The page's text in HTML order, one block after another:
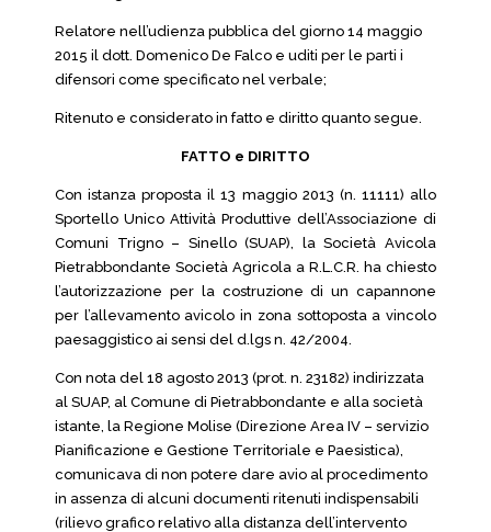
Relatore nell’udienza pubblica del giorno 14 maggio
2015 il dott. Domenico De Falco e uditi per le parti i
difensori come specificato nel verbale;
Ritenuto e considerato in fatto e diritto quanto segue.
FATTO e DIRITTO
Con istanza proposta il 13 maggio 2013 (n. 11111) allo
Sportello Unico Attività Produttive dell’Associazione di
Comuni Trigno – Sinello (SUAP), la Società Avicola
Pietrabbondante Società Agricola a R.L.C.R. ha chiesto
l’autorizzazione per la costruzione di un capannone
per l’allevamento avicolo in zona sottoposta a vincolo
paesaggistico ai sensi del d.lgs n. 42/2004.
Con nota del 18 agosto 2013 (prot. n. 23182) indirizzata
al SUAP, al Comune di Pietrabbondante e alla società
istante, la Regione Molise (Direzione Area IV – servizio
Pianificazione e Gestione Territoriale e Paesistica),
comunicava di non potere dare avio al procedimento
in assenza di alcuni documenti ritenuti indispensabili
(rilievo grafico relativo alla distanza dell’intervento